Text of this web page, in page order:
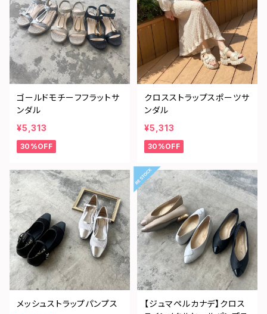
ゴールドモチーフフラットサ
ンダル
¥5,313
30%OFF
クロスストラップスポーツサ
ンダル
¥5,313
30%OFF
メッシュストラップパンプス
【ジュマペルカナデ】クロス